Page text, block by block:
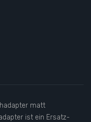
matt
ist ein Ersatz-